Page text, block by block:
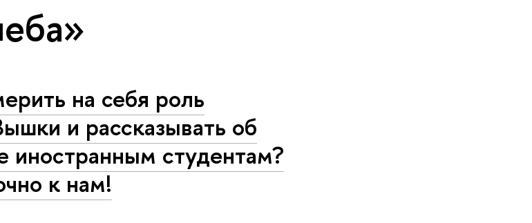
на себя роль
и рассказывать об
иностранным студентам?
к нам!